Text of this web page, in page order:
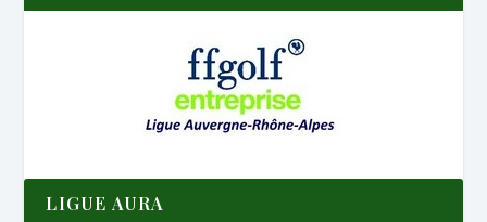
LIGUE AURA